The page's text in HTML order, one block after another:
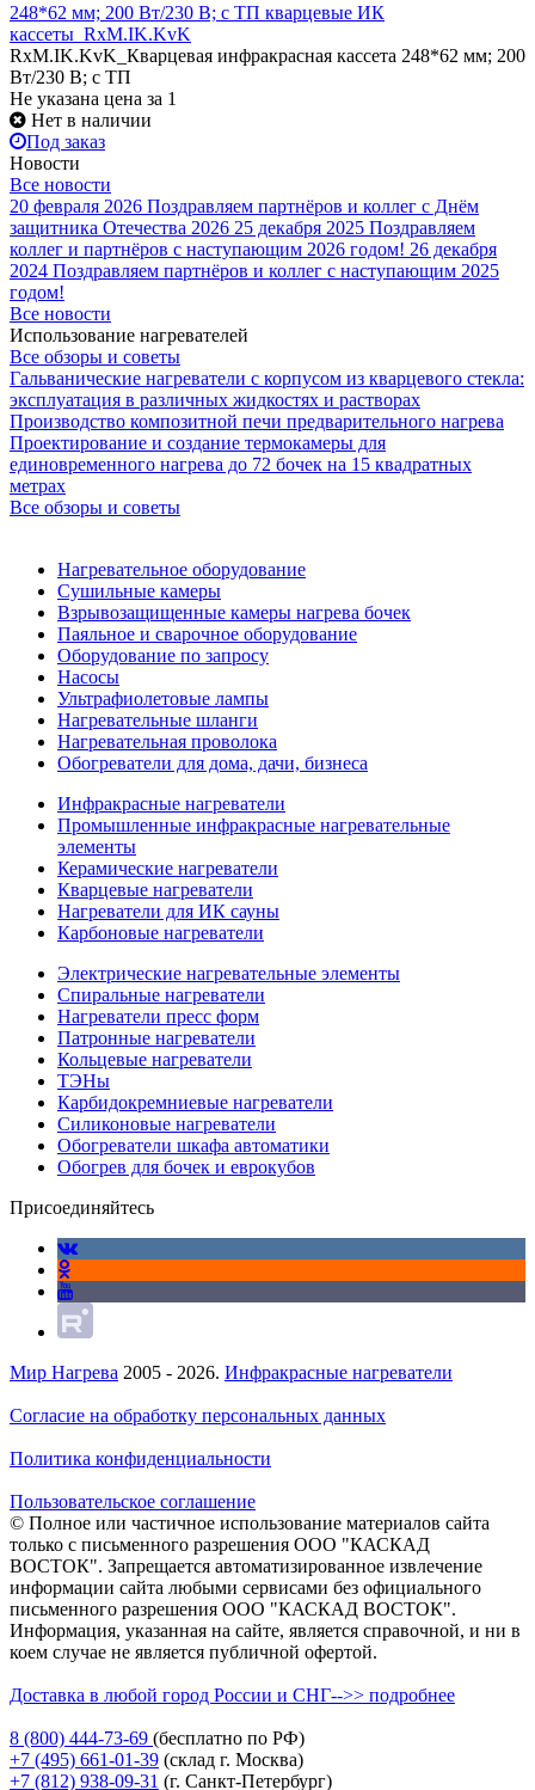
248*62 мм; 200 Вт/230 В; с ТП кварцевые ИК
кассеты_RxM.IK.KvK
RxM.IK.KvK_Кварцевая инфракрасная кассета 248*62 мм; 200
Вт/230 В; с ТП
Не указана цена за 1
Нет в наличии
Под заказ
Новости
Все новости
20 февраля 2026 Поздравляем партнёров и коллег с Днём
защитника Отечества 2026 25 декабря 2025 Поздравляем
коллег и партнёров с наступающим 2026 годом! 26 декабря
2024 Поздравляем партнёров и коллег с наступающим 2025
годом!
Все новости
Использование нагревателей
Все обзоры и советы
Гальванические нагреватели с корпусом из кварцевого стекла:
эксплуатация в различных жидкостях и растворах
Производство композитной печи предварительного нагрева
Проектирование и создание термокамеры для
единовременного нагрева до 72 бочек на 15 квадратных
метрах
Все обзоры и советы
Нагревательное оборудование
Сушильные камеры
Взрывозащищенные камеры нагрева бочек
Паяльное и сварочное оборудование
Оборудование по запросу
Насосы
Ультрафиолетовые лампы
Нагревательные шланги
Нагревательная проволока
Обогреватели для дома, дачи, бизнеса
Инфракрасные нагреватели
Промышленные инфракрасные нагревательные
элементы
Керамические нагреватели
Кварцевые нагреватели
Нагреватели для ИК сауны
Карбоновые нагреватели
Электрические нагревательные элементы
Спиральные нагреватели
Нагреватели пресс форм
Патронные нагреватели
Кольцевые нагреватели
ТЭНы
Карбидокремниевые нагреватели
Силиконовые нагреватели
Обогреватели шкафа автоматики
Обогрев для бочек и еврокубов
Присоединяйтесь
Мир Нагрева 2005 - 2026. Инфракрасные нагреватели
Согласие на обработку персональных данных
Политика конфиденциальности
Пользовательское соглашение
© Полное или частичное использование материалов сайта
только с письменного разрешения ООО "КАСКАД
ВОСТОК". Запрещается автоматизированное извлечение
информации сайта любыми сервисами без официального
письменного разрешения ООО "КАСКАД ВОСТОК".
Информация, указанная на сайте, является справочной, и ни в
коем случае не является публичной офертой.
Доставка в любой город России и СНГ-->> подробнее
8 (800) 444-73-69 (бесплатно по РФ)
+7 (495) 661-01-39 (склад г. Москва)
+7 (812) 938-09-31 (г. Санкт-Петербург)